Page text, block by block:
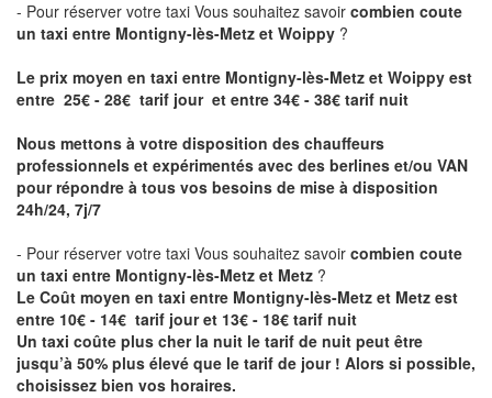
- Pour réserver votre taxi Vous souhaitez savoir combien coute
un taxi entre Montigny-lès-Metz et Woippy ?
Le prix moyen en taxi entre Montigny-lès-Metz et Woippy est
entre 25€ - 28€ tarif jour et entre 34€ - 38€ tarif nuit
Nous mettons à votre disposition des chauffeurs
professionnels et expérimentés avec des berlines et/ou VAN
pour répondre à tous vos besoins de mise à disposition
24h/24, 7j/7
- Pour réserver votre taxi Vous souhaitez savoir combien coute
un taxi entre Montigny-lès-Metz et Metz ?
Le Coût moyen en taxi entre Montigny-lès-Metz et Metz est
entre 10€ - 14€ tarif jour et 13€ - 18€ tarif nuit
Un taxi coûte plus cher la nuit le tarif de nuit peut être
jusqu’à 50% plus élevé que le tarif de jour ! Alors si possible,
choisissez bien vos horaires.